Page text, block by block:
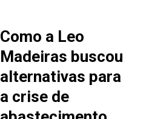
Como a Leo
Madeiras buscou
alternativas para
a crise de